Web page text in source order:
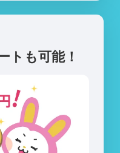
トも可能！